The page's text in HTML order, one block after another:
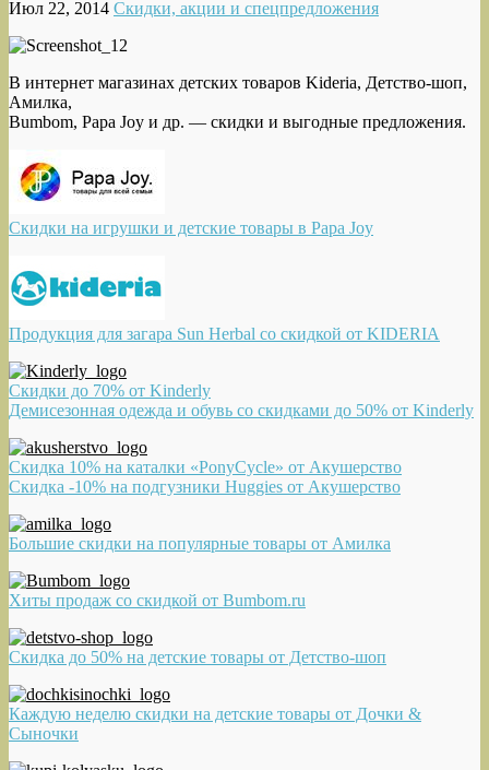
Июл 22, 2014 Скидки, акции и спецпредложения
В интернет магазинах детских товаров Kideria, Детство-шоп,
Амилка,
Bumbom, Papa Joy и др. — скидки и выгодные предложения.
Скидки на игрушки и детские товары в Papa Joy
Продукция для загара Sun Herbal со скидкой от KIDERIA
Скидки до 70% от Kinderly
Демисезонная одежда и обувь со скидками до 50% от Kinderly
Скидка 10% на каталки «PonyCycle» от Акушерство
Скидка -10% на подгузники Huggies от Акушерство
Большие скидки на популярные товары от Амилка
Хиты продаж со скидкой от Bumbom.ru
Скидка до 50% на детские товары от Детство-шоп
Каждую неделю скидки на детские товары от Дочки &
Сыночки